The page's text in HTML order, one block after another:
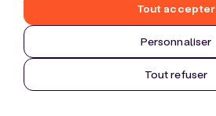
Personnaliser
Tout refuser
Tout accepter